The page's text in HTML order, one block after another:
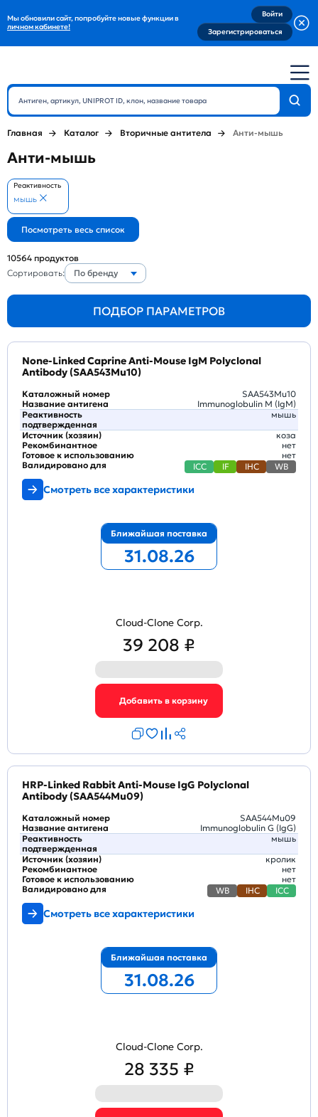
Мы обновили сайт, попробуйте новые функции в
личном кабинете!
Войти
Зарегистрироваться
Главная Каталог Вторичные антитела Анти-мышь
Анти-мышь
Реактивность
мышь
10564 продуктов
Сортировать:
По бренду
None-Linked Caprine Anti-Mouse IgM Polyclonal
Antibody (SAA543Mu10)
Каталожный номер
SAA543Mu10
Название антигена
Immunoglobulin M (IgM)
Реактивность
подтвержденная
мышь
Источник (хозяин)
коза
Рекомбинантное
нет
Готовое к использованию
нет
Валидировано для
ICC IF IHC WB
Смотреть все характеристики
Ближайшая поставка
31.08.26
Cloud-Clone Corp.
39 208 ₽
HRP-Linked Rabbit Anti-Mouse IgG Polyclonal
Antibody (SAA544Mu09)
Каталожный номер
SAA544Mu09
Название антигена
Immunoglobulin G (IgG)
Реактивность
подтвержденная
мышь
Источник (хозяин)
кролик
Рекомбинантное
нет
Готовое к использованию
нет
Валидировано для
WB IHC ICC
Смотреть все характеристики
Ближайшая поставка
31.08.26
Cloud-Clone Corp.
28 335 ₽
ПОДБОР ПАРАМЕТРОВ